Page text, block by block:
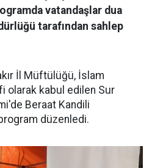
vatandaşlar dua
tarafından sahlep
İl Müftülüğü, İslam
olarak kabul edilen Sur
Beraat Kandili
düzenledi.